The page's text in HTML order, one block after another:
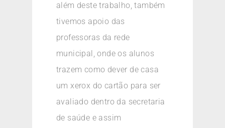
além deste trabalho, também
tivemos apoio das
professoras da rede
municipal, onde os alunos
trazem como dever de casa
um xerox do cartão para ser
avaliado dentro da secretaria
de saúde e assim